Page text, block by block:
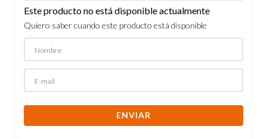
Este producto no está disponible actualmente
Quiero saber cuando este producto está disponible
ENVIAR